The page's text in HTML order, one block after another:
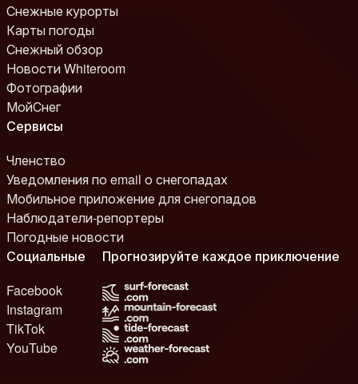
Снежные курорты
Карты погоды
Снежный обзор
Новости Whiteroom
Фотографии
МойСнег
Сервисы
Членство
Уведомления по email о снегопадах
Мобильное приложение для снегопадов
Наблюдатели-репортеры
Погодные новости
Социальные
Facebook
Instagram
TikTok
YouTube
Прогнозируйте каждое приключение